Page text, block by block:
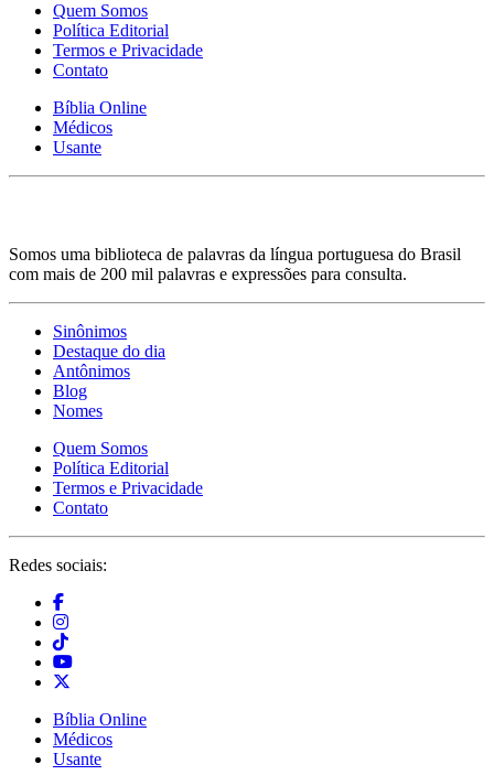
Quem Somos
Política Editorial
Termos e Privacidade
Contato
Bíblia Online
Médicos
Usante
Somos uma biblioteca de palavras da língua portuguesa do Brasil
com mais de 200 mil palavras e expressões para consulta.
Sinônimos
Destaque do dia
Antônimos
Blog
Nomes
Quem Somos
Política Editorial
Termos e Privacidade
Contato
Redes sociais:
Bíblia Online
Médicos
Usante